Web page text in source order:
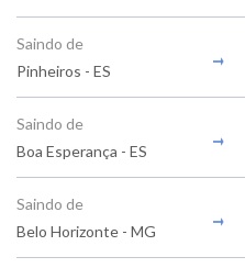
Saindo de
Pinheiros - ES
Saindo de
Boa Esperança - ES
Saindo de
Belo Horizonte - MG